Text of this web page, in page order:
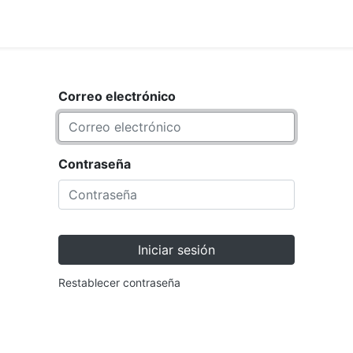
Correo electrónico
Contraseña
Iniciar sesión
Restablecer contraseña